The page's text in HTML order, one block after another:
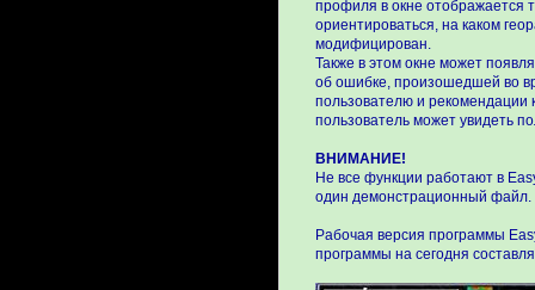
профиля в окне отображается
ориентироваться, на каком
модифицирован.
Также в этом окне может
об ошибке, произошедшей во
пользователю и рекомендации
пользователь может увидеть
ВНИМАНИЕ!
Не все функции работают в
один демонстрационный файл.
Рабочая версия программы
программы на сегодня